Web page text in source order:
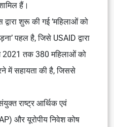
हैं।
शुरू की गई ‘महिलाओं को
पहल है, जिसे USAID द्वारा
2021 तक 380 महिलाओं को
में सहायता की है, जिससे
राष्ट्र आर्थिक एवं
और यूरोपीय निवेश कोष